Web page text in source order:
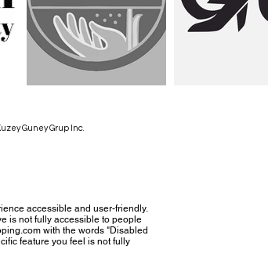
Guney Grup Inc.
accessible and user-friendly.
is not fully accessible to people
with the words "Disabled
feature you feel is not fully